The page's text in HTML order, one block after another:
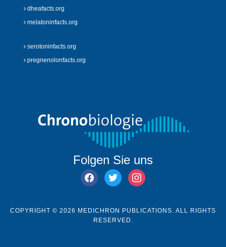
dheafacts.org
melatoninfacts.org
serotoninfacts.org
pregnenolonfacts.org
Folgen Sie uns
facebook
twitter instagram
COPYRIGHT © 2026 MEDICHRON PUBLICATIONS. ALL RIGHTS
RESERVED.